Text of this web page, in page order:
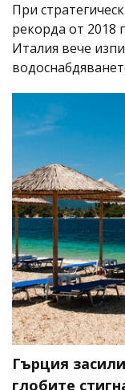
При
рекорда от 2018
Италия вече
Гърция
глобите